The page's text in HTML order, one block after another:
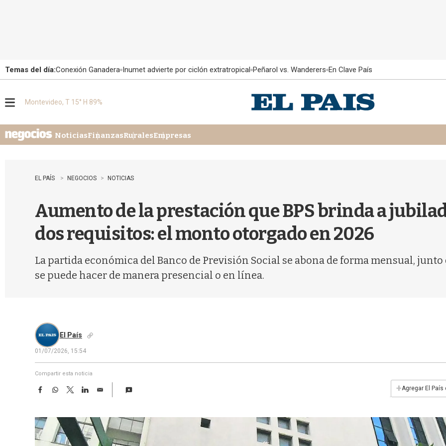
Temas del día:Conexión Ganadera Inumet advierte por ciclón extratropical Peñarol vs. Wanderers En Clave País
u
Montevideo, T 15° H 89%
NoticiasFinanzasRuralesEmpresas
EL PAÍS NEGOCIOS NOTICIAS
Aumento de la prestación que BPS brinda a
dos requisitos: el monto otorgado en 2026
La partida económica del Banco de Previsión Social se abona de forma mensual,
se puede hacer de manera presencial o en línea.
El País
01/07/2026, 15:54
Compartir esta noticia
F
e
b
o
W
t
s
A
T
w
t
L
k
e
d
E
i
l
+Agregar El País